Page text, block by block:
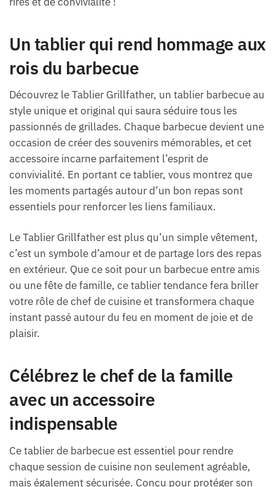
Un tablier qui rend hommage aux
rois du barbecue
Découvrez le Tablier Grillfather, un tablier barbecue au
style unique et original qui saura séduire tous les
passionnés de grillades. Chaque barbecue devient une
occasion de créer des souvenirs mémorables, et cet
accessoire incarne parfaitement l’esprit de
convivialité. En portant ce tablier, vous montrez que
les moments partagés autour d’un bon repas sont
essentiels pour renforcer les liens familiaux.
Le Tablier Grillfather est plus qu’un simple vêtement,
c’est un symbole d’amour et de partage lors des repas
en extérieur. Que ce soit pour un barbecue entre amis
ou une fête de famille, ce tablier tendance fera briller
votre rôle de chef de cuisine et transformera chaque
instant passé autour du feu en moment de joie et de
plaisir.
Célébrez le chef de la famille
avec un accessoire
indispensable
Ce tablier de barbecue est essentiel pour rendre
chaque session de cuisine non seulement agréable,
mais également sécurisée. Conçu pour protéger son